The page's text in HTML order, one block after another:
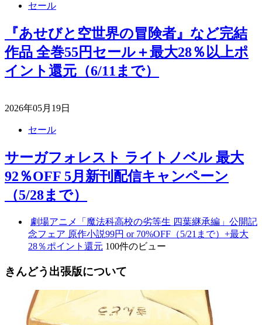
セール
『あせびと空世界の冒険者』など完結
作品 全巻55円セール＋最大28％以上ポ
イント還元（6/11まで）
2026年05月19日
セール
サーガフォレスト ライトノベル 最大
92％OFF 5月新刊配信キャンペーン
（5/28まで）
劇場アニメ「魔法科高校の劣等生 四葉継承編」公開記
念フェア 原作小説99円 or 70%OFF（5/21まで）+最大
28％ポイント還元 100件のビュー
きんどう出張版について